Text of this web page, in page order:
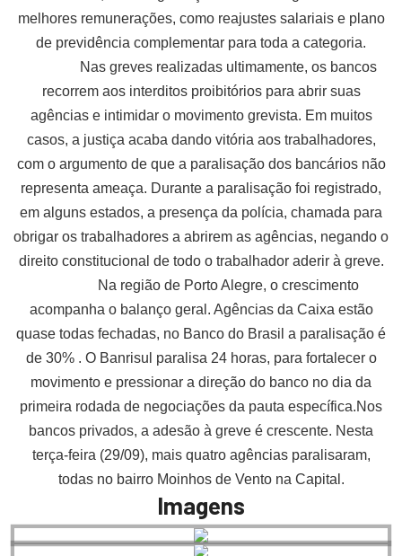
melhores remunerações, como reajustes salariais e plano
de previdência complementar para toda a categoria.
Nas greves realizadas ultimamente, os bancos
recorrem aos interditos proibitórios para abrir suas
agências e intimidar o movimento grevista. Em muitos
casos, a justiça acaba dando vitória aos trabalhadores,
com o argumento de que a paralisação dos bancários não
representa ameaça. Durante a paralisação foi registrado,
em alguns estados, a presença da polícia, chamada para
obrigar os trabalhadores a abrirem as agências, negando o
direito constitucional de todo o trabalhador aderir à greve.
Na região de Porto Alegre, o crescimento
acompanha o balanço geral. Agências da Caixa estão
quase todas fechadas, no Banco do Brasil a paralisação é
de 30% . O Banrisul paralisa 24 horas, para fortalecer o
movimento e pressionar a direção do banco no dia da
primeira rodada de negociações da pauta específica.Nos
bancos privados, a adesão à greve é crescente. Nesta
terça-feira (29/09), mais quatro agências paralisaram,
todas no bairro Moinhos de Vento na Capital.
Imagens